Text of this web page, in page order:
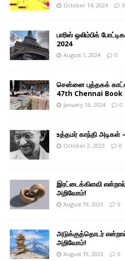
October 14, 2024 0
பாரிஸ் ஒலிம்பிக்
2024
August 1, 2024 0
சென்னை புத்தகக்
47th Chennai Book
January 13, 2024 0
உத்தமர் காந்தி அடிகள்
October 2, 2023 0
இரட்டைக்கிளவி
அறிவோம்!
August 19, 2023 0
அடுக்குத்தொடர்
அறிவோம்!
August 19, 2023 0